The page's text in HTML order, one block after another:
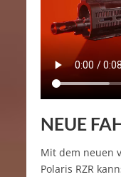
NEUE
Mit dem neuen
Polaris RZR